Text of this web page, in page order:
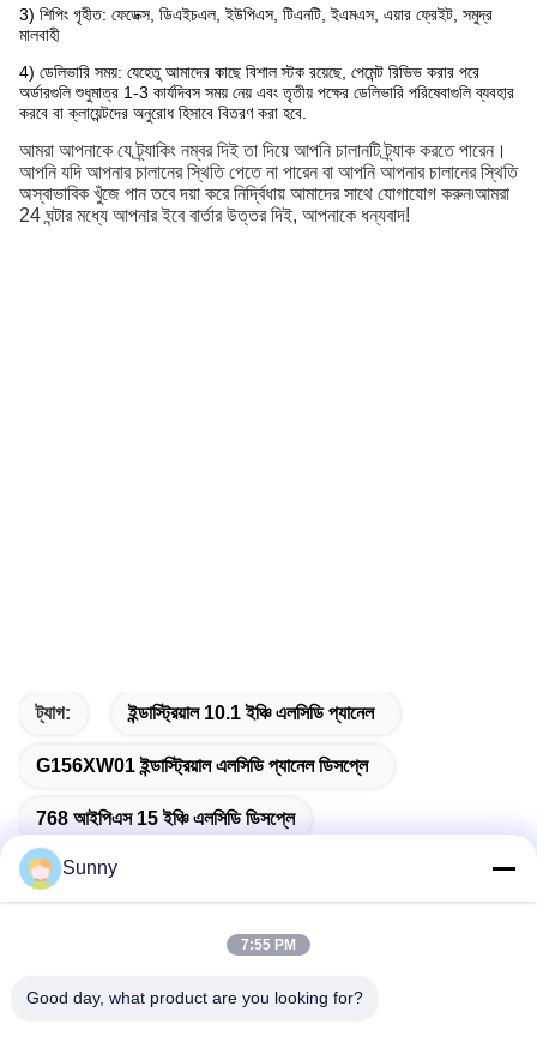
3) শিপিং গৃহীত: ফেডেক্স, ডিএইচএল, ইউপিএস, টিএনটি, ইএমএস, এয়ার ফ্রেইট, সমুদ্র
মালবাহী
4) ডেলিভারি সময়: যেহেতু আমাদের কাছে বিশাল স্টক রয়েছে, পেমেন্ট রিভিভ করার পরে
অর্ডারগুলি শুধুমাত্র 1-3 কার্যদিবস সময় নেয় এবং তৃতীয় পক্ষের ডেলিভারি পরিষেবাগুলি ব্যবহার
করবে বা ক্লায়েন্টদের অনুরোধ হিসাবে বিতরণ করা হবে
আমরা আপনাকে যে ট্র্যাকিং নম্বর দিই তা দিয়ে আপনি চালানটি ট্র্যাক করতে পারেন।
আপনি যদি আপনার চালানের স্থিতি পেতে না পারেন বা আপনি আপনার চালানের স্থিতি
অস্বাভাবিক খুঁজে পান তবে দয়া করে নির্দ্বিধায় আমাদের সাথে যোগাযোগ করুন৷আমরা
24 ঘন্টার মধ্যে আপনার ইবে বার্তার উত্তর দিই, আপনাকে ধন্যবাদ!
ট্যাগ: ইন্ডাস্ট্রিয়াল 10.1 ইঞ্চি এলসিডি প্যানেল
G156XW01 ইন্ডাস্ট্রিয়াল এলসিডি প্যানেল ডিসপ্লে
768 আইপিএস 15 ইঞ্চি এলসিডি ডিসপ্লে
Sunny
7:55 PM
Good day, what product are you looking for?